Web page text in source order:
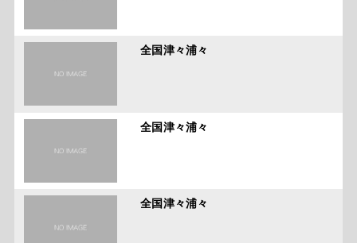
全国津々浦々
全国津々浦々
全国津々浦々